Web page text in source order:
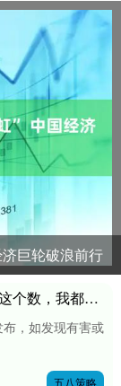
巨轮破浪前行
五八策略 奇才章建平坦言：当换手率大于这个数，我都会果断出手！
，如发现有害或
五八策略